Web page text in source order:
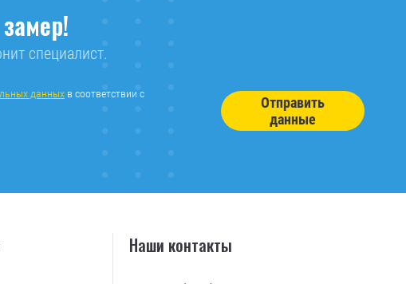
специалист.
данных в соответствии с
Отправить
данные
Наши контакты